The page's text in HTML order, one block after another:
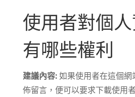
使用者對個
有哪些權利
建議內容:如果使用者在這個
佈留言，便可以要求下載使用